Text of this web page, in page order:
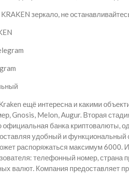
зеркало, не
ещё интересна и какими
Gnosis, Melon, Augur. Вторая
официальная банка криптовалюты,
удобный и
распоряжаться максимум 6000.
телефонный номер,
валют. Компания предоставляет